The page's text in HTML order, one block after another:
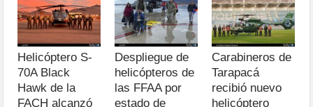
Helicóptero S-
70A Black
Hawk de la
FACH alcanzó
Despliegue de
helicópteros de
las FFAA por
estado de
Carabineros de
Tarapacá
recibió nuevo
helicóptero